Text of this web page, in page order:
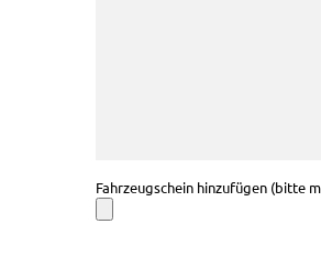
Fahrzeugschein hinzufügen (bitte